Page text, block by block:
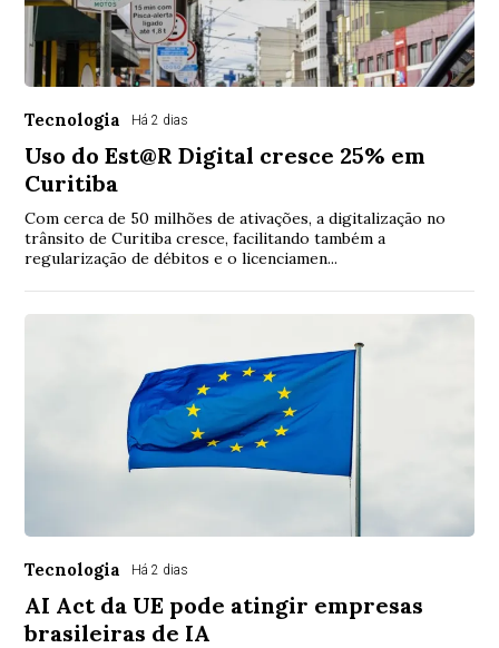
Tecnologia Há 2 dias
Uso do Est@R Digital cresce 25% em
Curitiba
Com cerca de 50 milhões de ativações, a digitalização no
trânsito de Curitiba cresce, facilitando também a
regularização de débitos e o licenciamen...
Tecnologia Há 2 dias
AI Act da UE pode atingir empresas
brasileiras de IA